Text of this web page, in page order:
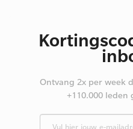
Ontvang 2x per week
+110.000 leden